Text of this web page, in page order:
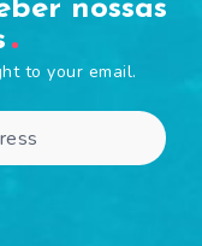
nossas
to your email.